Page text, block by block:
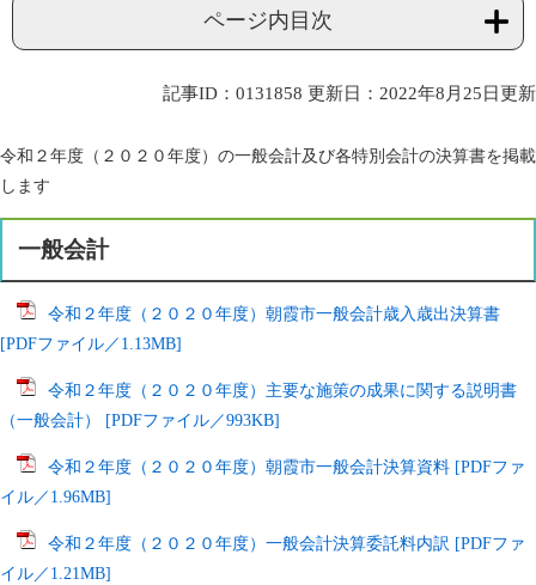
ページ内目次
記事ID：0131858 更新日：2022年8月25日更新
令和２年度（２０２０年度）の一般会計及び各特別会計の決算書を掲載
します
一般会計
令和２年度（２０２０年度）朝霞市一般会計歳入歳出決算書
[PDFファイル／1.13MB]
令和２年度（２０２０年度）主要な施策の成果に関する説明書
（一般会計） [PDFファイル／993KB]
令和２年度（２０２０年度）朝霞市一般会計決算資料 [PDFファ
イル／1.96MB]
令和２年度（２０２０年度）一般会計決算委託料内訳 [PDFファ
イル／1.21MB]